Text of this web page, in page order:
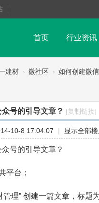
首页 行业资讯
建材 › 微社区 › 如何创建微
号的引导文章？ [复制链接]
10-8 17:04:07 | 显示全部
众号的引导文章？
平台；
管理” 创建一篇文章，标题